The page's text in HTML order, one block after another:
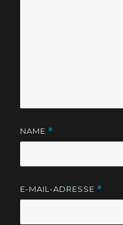
NAME *
E-MAIL-ADRESSE *